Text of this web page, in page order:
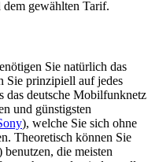
gewählten Tarif.
Sie natürlich das
Sie prinzipiell auf jedes
das deutsche Mobilfunknetz
und günstigsten
), welche Sie sich ohne
Theoretisch können Sie
die meisten